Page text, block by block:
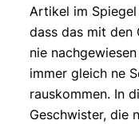
Artikel im
dass das mit den
nie
immer gleich ne
rauskommen. In
Geschwister, die